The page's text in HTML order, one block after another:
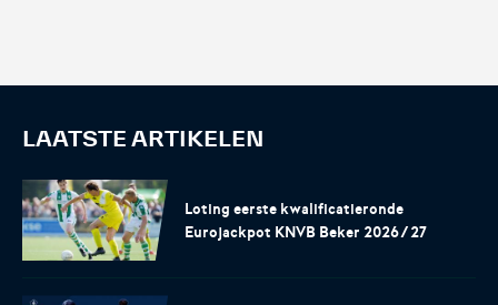
LAATSTE ARTIKELEN
Loting eerste kwalificatieronde
Eurojackpot KNVB Beker 2026/27